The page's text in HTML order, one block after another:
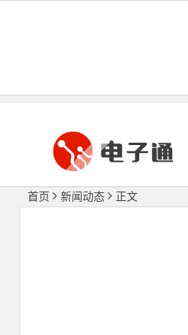
首页 新闻动态 正文